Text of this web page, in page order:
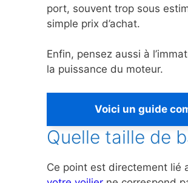
port, souvent trop sous
simple prix d’achat.
Enfin, pensez aussi à
la puissance du moteur.
Voici un guide
Quelle taille de
Ce point est directement lié